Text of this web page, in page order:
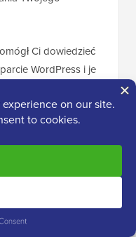
Ci dowiedzieć
WordPress i je
wirtualnych
oraz
skrzynek
zespołowymi
wideo WordPress.